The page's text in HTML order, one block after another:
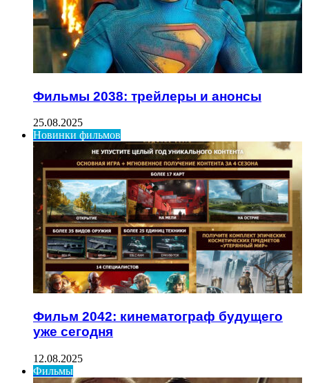
Фильмы 2038: трейлеры и анонсы
25.08.2025
Новинки фильмов
Фильм 2042: кинематограф будущего
уже сегодня
12.08.2025
Фильмы